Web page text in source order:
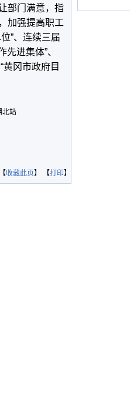
部门满意，指
加强提高职工
”、连续三届
进集体”、
黄冈市政府目
北站
【收藏此页】 【打印】